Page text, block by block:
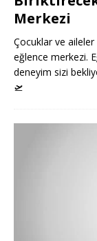
Merkezi
Çocuklar ve
eğlence merkezi.
deneyim sizi
🛫